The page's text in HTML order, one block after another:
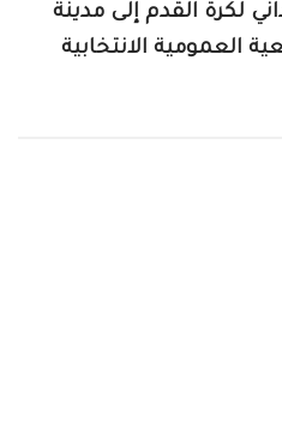
لكرة القدم إلى مدينة
العمومية الانتخابية